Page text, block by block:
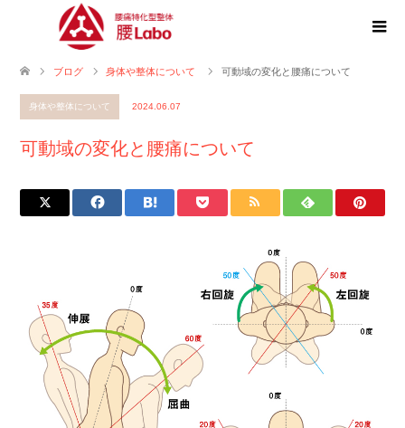
ブログ 身体や整体について 可動域の変化と腰痛について
身体や整体について 2024.06.07
可動域の変化と腰痛について